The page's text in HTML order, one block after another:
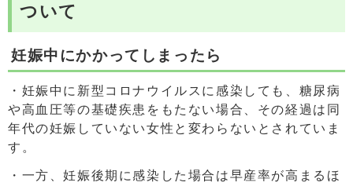
ついて
妊娠中にかかってしまったら
・妊娠中に新型コロナウイルスに感染しても、糖尿病
や高血圧等の基礎疾患をもたない場合、その経過は同
年代の妊娠していない女性と変わらないとされていま
す。
・一方、妊娠後期に感染した場合は早産率が高まるほ